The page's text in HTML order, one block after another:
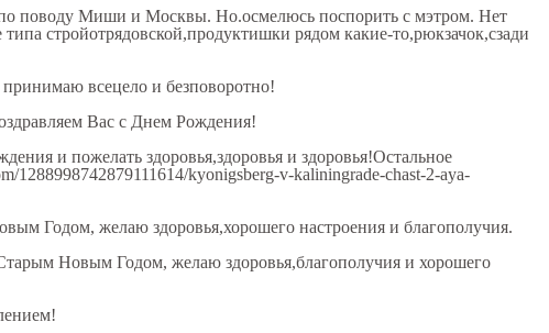
поводу Миши и Москвы. Но.осмелюсь поспорить с мэтром. Нет
стройотрядовской,продуктишки рядом какие-то,рюкзачок,сзади
всецело и безповоротно!
Вас с Днем Рождения!
и пожелать здоровья,здоровья и здоровья!Остальное
kyonigsberg-v-kaliningrade-chast-2-aya-
Годом, желаю здоровья,хорошего настроения и благополучия.
Новым Годом, желаю здоровья,благополучия и хорошего